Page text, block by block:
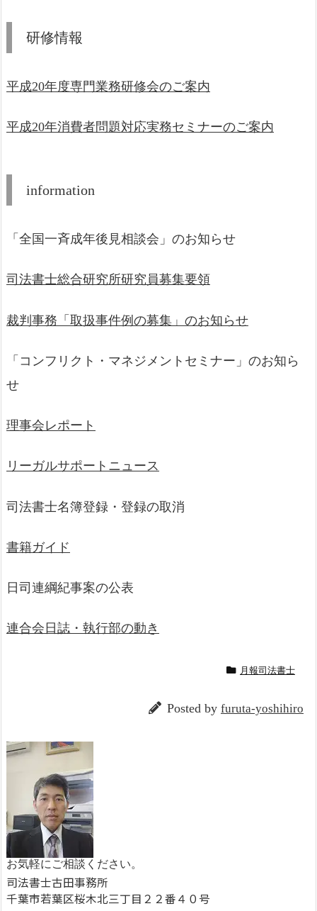
研修情報
平成20年度専門業務研修会のご案内
平成20年消費者問題対応実務セミナーのご案内
information
「全国一斉成年後見相談会」のお知らせ
司法書士総合研究所研究員募集要領
裁判事務「取扱事件例の募集」のお知らせ
「コンフリクト・マネジメントセミナー」のお知ら
せ
理事会レポート
リーガルサポートニュース
司法書士名簿登録・登録の取消
書籍ガイド
日司連綱紀事案の公表
連合会日誌・執行部の動き
月報司法書士
Posted by furuta-yoshihiro
お気軽にご相談ください。
司法書士古田事務所
千葉市若葉区桜木北三丁目２２番４０号